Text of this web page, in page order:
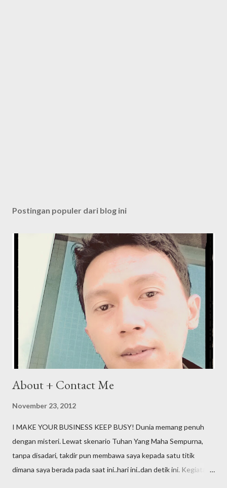
Postingan populer dari blog ini
About + Contact Me
November 23, 2012
I MAKE YOUR BUSINESS KEEP BUSY! Dunia memang penuh
dengan misteri. Lewat skenario Tuhan Yang Maha Sempurna,
tanpa disadari, takdir pun membawa saya kepada satu titik
dimana saya berada pada saat ini..hari ini..dan detik ini. Kegiatan